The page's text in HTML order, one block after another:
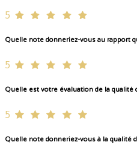
5
Quelle note donneriez-vous au rapport
5
Quelle est votre évaluation de la qualité
5
Quelle note donneriez-vous à la qualité